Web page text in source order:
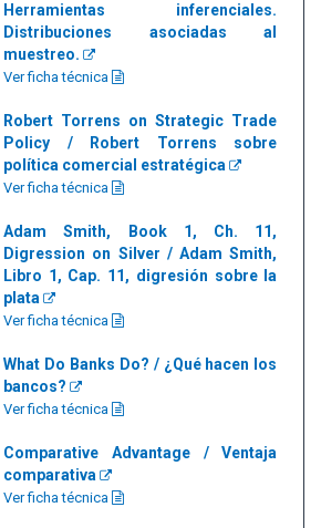
Herramientas inferenciales.
Distribuciones asociadas al
muestreo.
Ver ficha técnica
Robert Torrens on Strategic Trade
Policy / Robert Torrens sobre
política comercial estratégica
Ver ficha técnica
Adam Smith, Book 1, Ch. 11,
Digression on Silver / Adam Smith,
Libro 1, Cap. 11, digresión sobre la
plata
Ver ficha técnica
What Do Banks Do? / ¿Qué hacen los
bancos?
Ver ficha técnica
Comparative Advantage / Ventaja
comparativa
Ver ficha técnica